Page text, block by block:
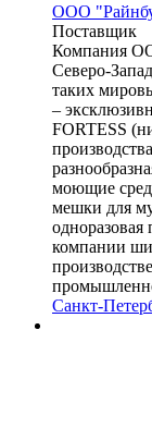
ООО
Поставщик
Компания
Северо-
таких
–
FORTESS
моющие
мешки для
компании
Санкт-